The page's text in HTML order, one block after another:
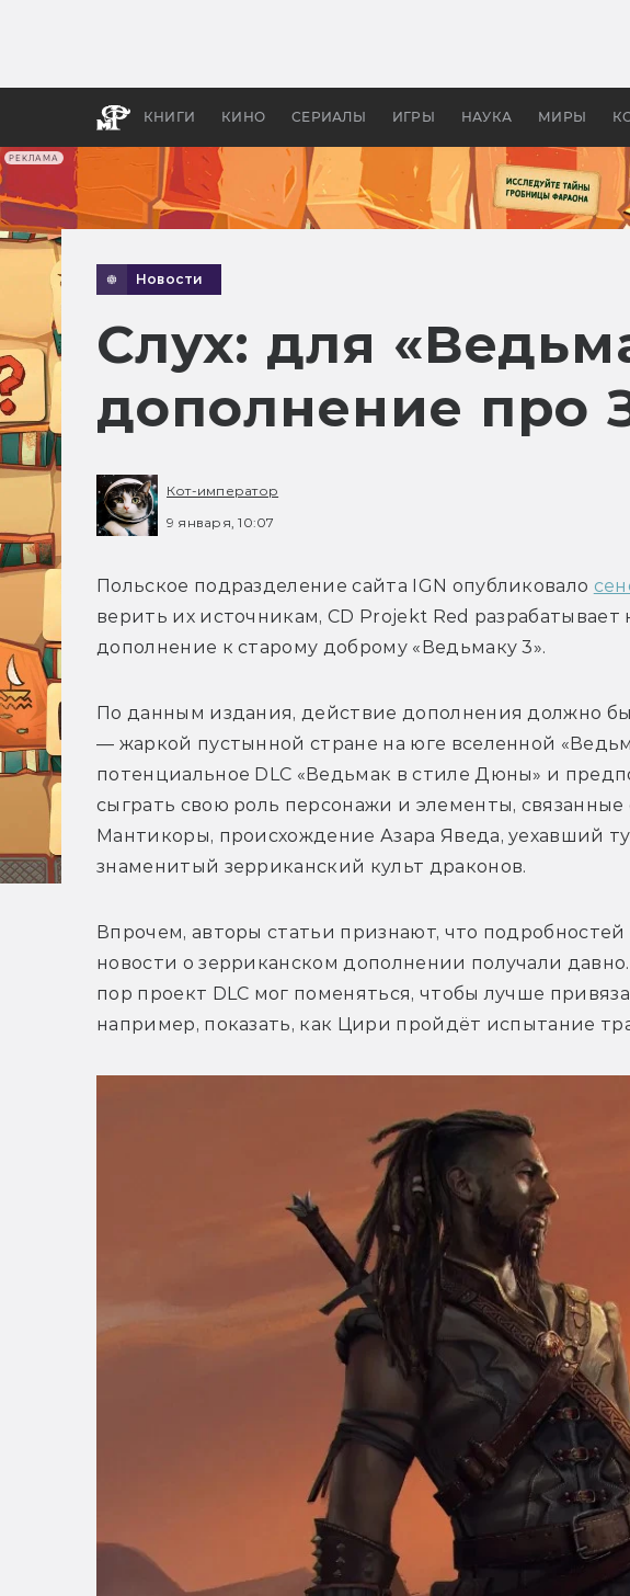
РЕКЛАМА
КНИГИ КИНО СЕРИАЛЫ ИГРЫ НАУКА МИРЫ
апокалипсис, в России
Новости
Слух: для
дополнение про
Кот-император
9 января, 10:07
Польское подразделение сайта IGN опубликовало
верить их источникам, CD Projekt Red разрабатывает
По данным издания, действие дополнения должно
— жаркой пустынной стране на юге вселенной
потенциальное DLC «Ведьмак в стиле Дюны» и
сыграть свою роль персонажи и элементы,
Мантикоры, происхождение Азара Яведа, уехавший
Впрочем, авторы статьи признают, что
новости о зерриканском дополнении получали
пор проект DLC мог поменяться, чтобы лучше
например, показать, как Цири пройдёт испытание